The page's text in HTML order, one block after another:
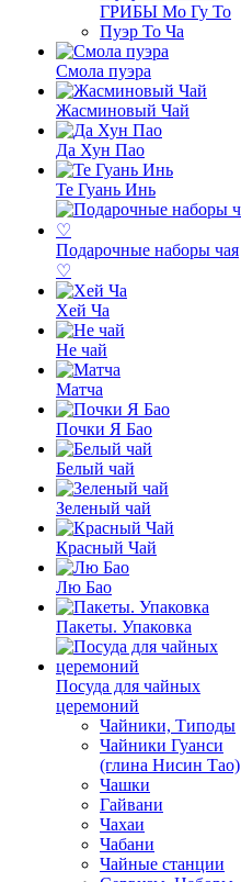
ГРИБЫ Мо Гу То
Пуэр То Ча
Смола пуэра
Жасминовый Чай
Да Хун Пао
Те Гуань Инь
Подарочные наборы чая
♡
Хей Ча
Не чай
Матча
Почки Я Бао
Белый чай
Зеленый чай
Красный Чай
Лю Бао
Пакеты. Упаковка
Посуда для чайных
церемоний
Чайники, Типоды
Чайники Гуанси
(глина Нисин Тао)
Чашки
Гайвани
Чахаи
Чабани
Чайные станции